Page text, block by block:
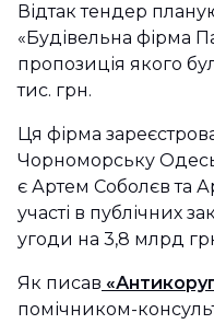
Відтак тендер
«Будівельна фірма
пропозиція якого
тис. грн.
Ця фірма
Чорноморську
є Артем Соболєв та
участі в публічних
угоди на 3,8 млрд
Як писав
помічником-